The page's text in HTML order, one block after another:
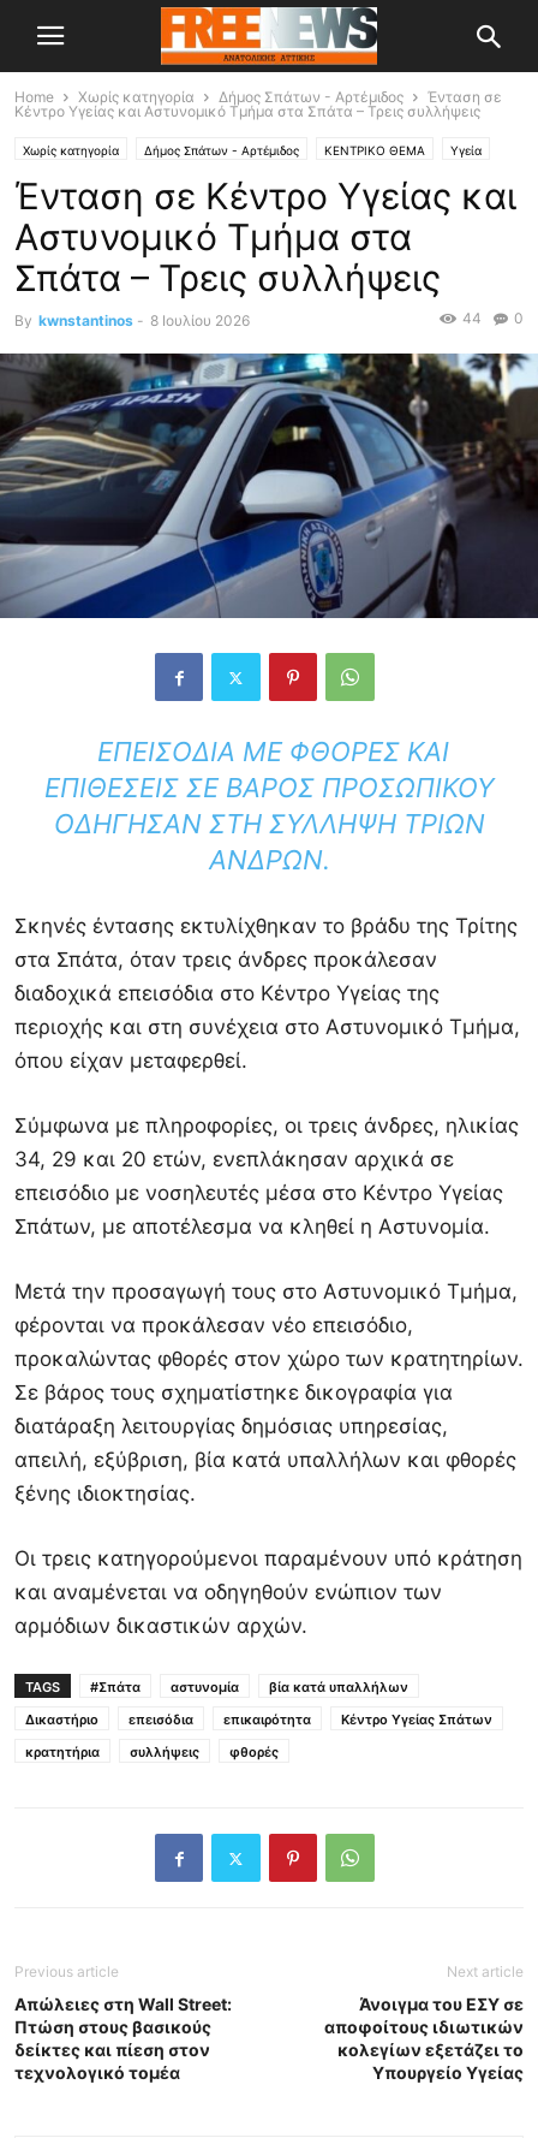
Home Χωρίς κατηγορία Δήμος Σπάτων - Αρτέμιδος
Ένταση σε
Κέντρο Υγείας και Αστυνομικό Τμήμα στα Σπάτα – Τρεις συλλήψεις
Χωρίς κατηγορία Δήμος Σπάτων - Αρτέμιδος ΚΕΝΤΡΙΚΟ ΘΕΜΑ Υγεία
Ένταση σε Κέντρο Υγείας και
Αστυνομικό Τμήμα στα
Σπάτα – Τρεις συλλήψεις
By kwnstantinos - 8 Ιουλίου 2026 0
44
ΕΠΕΙΣΌΔΙΑ ΜΕ ΦΘΟΡΈΣ ΚΑΙ
ΕΠΙΘΈΣΕΙΣ ΣΕ ΒΆΡΟΣ ΠΡΟΣΩΠΙΚΟΎ
ΟΔΉΓΗΣΑΝ ΣΤΗ ΣΎΛΛΗΨΗ ΤΡΙΏΝ
ΑΝΔΡΏΝ.
Σκηνές έντασης εκτυλίχθηκαν το βράδυ της Τρίτης
στα Σπάτα, όταν τρεις άνδρες προκάλεσαν
διαδοχικά επεισόδια στο Κέντρο Υγείας της
περιοχής και στη συνέχεια στο Αστυνομικό Τμήμα,
όπου είχαν μεταφερθεί.
Σύμφωνα με πληροφορίες, οι τρεις άνδρες, ηλικίας
34, 29 και 20 ετών, ενεπλάκησαν αρχικά σε
επεισόδιο με νοσηλευτές μέσα στο Κέντρο Υγείας
Σπάτων, με αποτέλεσμα να κληθεί η Αστυνομία.
Μετά την προσαγωγή τους στο Αστυνομικό Τμήμα,
φέρονται να προκάλεσαν νέο επεισόδιο,
προκαλώντας φθορές στον χώρο των κρατητηρίων.
Σε βάρος τους σχηματίστηκε δικογραφία για
διατάραξη λειτουργίας δημόσιας υπηρεσίας,
απειλή, εξύβριση, βία κατά υπαλλήλων και φθορές
ξένης ιδιοκτησίας.
Οι τρεις κατηγορούμενοι παραμένουν υπό κράτηση
και αναμένεται να οδηγηθούν ενώπιον των
αρμόδιων δικαστικών αρχών.
TAGS #Σπάτα αστυνομία
βία κατά υπαλλήλων
Δικαστήριο
επεισόδια επικαιρότητα
Κέντρο Υγείας Σπάτων
κρατητήρια
συλλήψεις φθορές
Previous article
Απώλειες στη Wall Street:
Πτώση στους βασικούς
δείκτες και πίεση στον
τεχνολογικό τομέα
Next article
Άνοιγμα του ΕΣΥ σε
αποφοίτους ιδιωτικών
κολεγίων εξετάζει το
Υπουργείο Υγείας